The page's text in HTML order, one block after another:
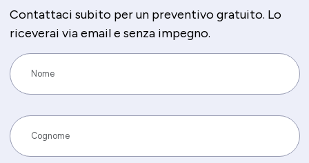
Contattaci subito per un preventivo gratuito. Lo
riceverai via email e senza impegno.